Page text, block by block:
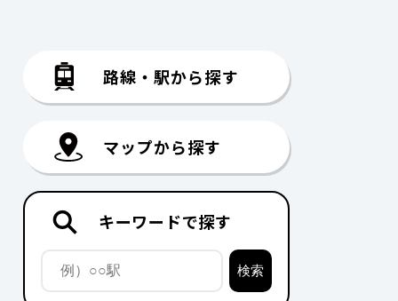
路線・駅から探す
マップから探す
キーワードで探す